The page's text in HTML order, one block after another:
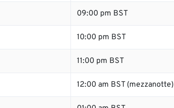
09:00 pm BST
10:00 pm BST
11:00 pm BST
12:00 am BST (mezzanotte)